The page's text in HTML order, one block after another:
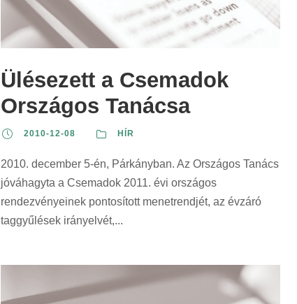
Ülésezett a Csemadok
Országos Tanácsa
2010-12-08 HÍR
2010. december 5-én, Párkányban. Az Országos Tanács
jóváhagyta a Csemadok 2011. évi országos
rendezvényeinek pontosított menetrendjét, az évzáró
taggyűlések irányelvét,...